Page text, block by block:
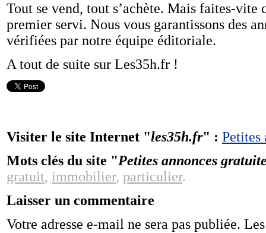
Tout se vend, tout s’achète. Mais faites-
premier servi. Nous vous garantissons des
vérifiées par notre équipe éditoriale.
A tout de suite sur Les35h.fr !
Visiter le site Internet "les35h.fr" : Petites
Mots clés du site "Petites annonces
gratuit, immobilier, particulier.
Laisser un commentaire
Votre adresse e-mail ne sera pas publiée.